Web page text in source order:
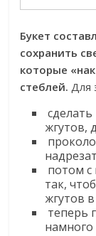
Букет
сохранить
которые
стеблей. Для
жгутов,
потом
так,
жгутов
теперь